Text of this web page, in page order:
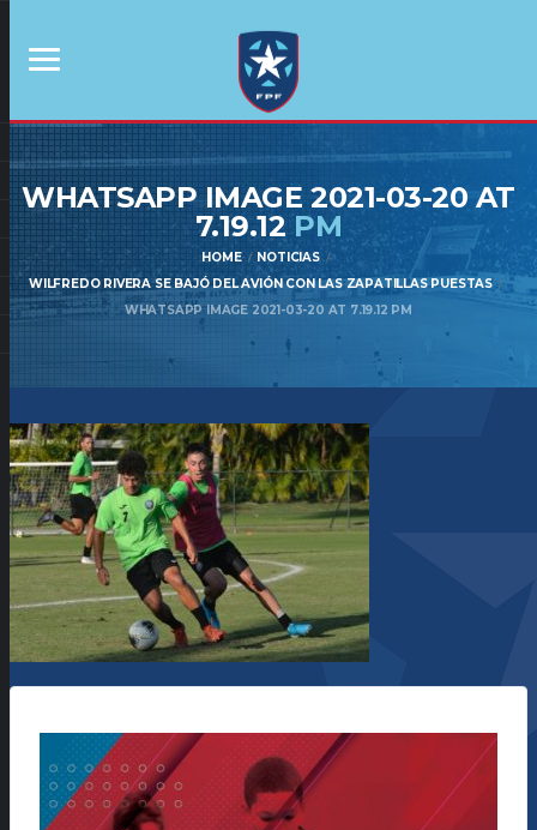
WHATSAPP IMAGE 2021-03-20 AT
7.19.12PM
HOME
NOTICIAS
WILFREDO RIVERA SE BAJÓ DEL AVIÓN CON LAS ZAPATILLAS PUESTAS
WHATSAPP IMAGE 2021-03-20 AT 7.19.12 PM